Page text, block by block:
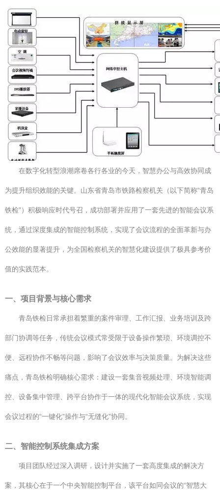
在数字化转型浪潮席卷各行各业的今天，智慧办公与高效协同成
为提升组织效能的关键。山东省青岛市铁路检察机关（以下简称“青岛
铁检”）积极响应时代号召，成功部署并应用了一套先进的智能会议系
统，通过深度集成的智能控制系统，实现了会议流程的全面革新与办
公效能的显著提升，为全国检察机关的智慧化建设提供了极具参考价
值的实践范本。
一、项目背景与核心需求
青岛铁检日常承担着繁重的案件审理、工作汇报、业务培训及跨
部门协调等任务，传统会议模式常受限于设备操作繁琐、环境调控不
便、远程协作不畅等问题，影响了会议效率与决策质量。为解决这些
痛点，青岛铁检明确核心需求：建设一套集音视频处理、环境智能调
控、设备集中管理、跨平台协作于一体的现代化智能会议系统，实现
会议过程的“一键化”操作与“无缝化”协同。
二、智能控制系统集成方案
项目团队经过深入调研，设计并实施了一套高度集成的解决方
案，其核心在于一个中央智能控制平台，该平台如同会议的“智慧大